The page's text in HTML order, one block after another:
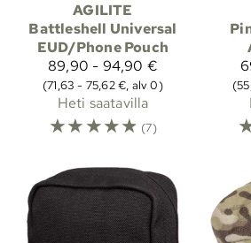
AGILITE
Battleshell Universal
EUD/Phone Pouch
89,90 - 94,90 €
(71,63 - 75,62 €, alv 0)
Heti saatavilla
☆☆☆☆☆ (7)